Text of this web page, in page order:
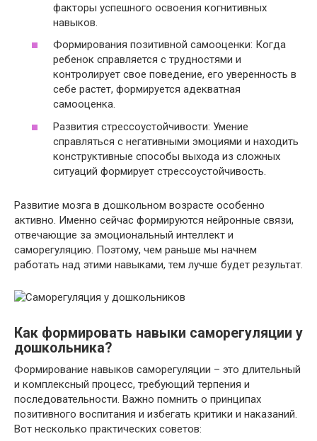
факторы успешного освоения когнитивных
навыков.
Формирования позитивной самооценки: Когда
ребенок справляется с трудностями и
контролирует свое поведение, его уверенность в
себе растет, формируется адекватная
самооценка.
Развития стрессоустойчивости: Умение
справляться с негативными эмоциями и находить
конструктивные способы выхода из сложных
ситуаций формирует стрессоустойчивость.
Развитие мозга в дошкольном возрасте особенно
активно. Именно сейчас формируются нейронные связи,
отвечающие за эмоциональный интеллект и
саморегуляцию. Поэтому, чем раньше мы начнем
работать над этими навыками, тем лучше будет результат.
Как формировать навыки саморегуляции у
дошкольника?
Формирование навыков саморегуляции – это длительный
и комплексный процесс, требующий терпения и
последовательности. Важно помнить о принципах
позитивного воспитания и избегать критики и наказаний.
Вот несколько практических советов: